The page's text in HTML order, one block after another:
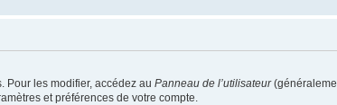
Pour les modifier, accédez au Panneau de l’utilisateur
et préférences de votre compte.